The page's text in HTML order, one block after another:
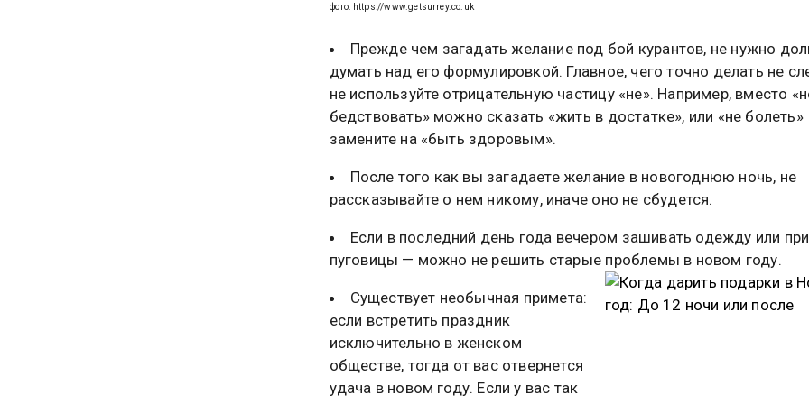
фото: https://www.getsurrey.co.uk
Прежде чем загадать желание под бой курантов, не нужно
думать над его формулировкой. Главное, чего точно делать не
не используйте отрицательную частицу «не». Например, вместо
бедствовать» можно сказать «жить в достатке», или «не болеть»
замените на «быть здоровым».
После того как вы загадаете желание в новогоднюю ночь, не
рассказывайте о нем никому, иначе оно не сбудется.
Если в последний день года вечером зашивать одежду или
пуговицы — можно не решить старые проблемы в новом году.
Существует необычная примета:
если встретить праздник
исключительно в женском
обществе, тогда от вас отвернется
удача в новом году. Если у вас так